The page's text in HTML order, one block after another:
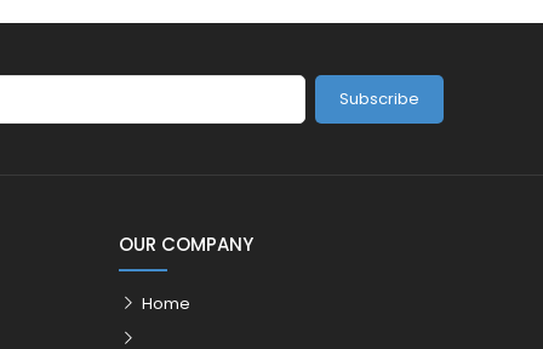
Subscribe
OUR COMPANY
Home